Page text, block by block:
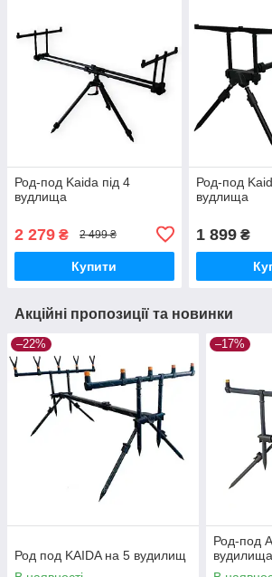
Род-под Kaida під 4
вудлища
2 279 ₴ 2 499 ₴
Купити
Род-под
вудлища
1 899₴
Акційні пропозиції та новинки
–22%
Род под KAIDA на 5 вудилищ
–17%
Род-под